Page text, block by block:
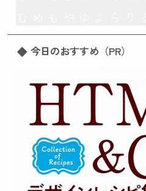
今日のおすすめ（PR）